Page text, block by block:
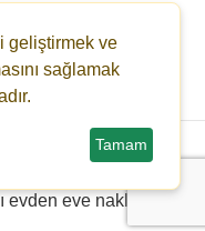
geliştirmek ve
sağlamak
Tamam
- HaberPanelim.com v8.7.6
evden eve nakliyat